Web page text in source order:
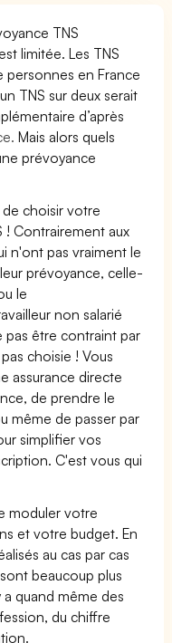
TNS
limitée. Les TNS
personnes en France
TNS sur deux serait
d’après
Mais alors quels
prévoyance
choisir votre
Contrairement aux
n'ont pas vraiment le
prévoyance, celle-
le
non salarié
pas être contraint par
choisie ! Vous
assurance directe
de prendre le
même de passer par
simplifier vos
C'est vous qui
moduler votre
et votre budget. En
au cas par cas
beaucoup plus
quand même des
du chiffre